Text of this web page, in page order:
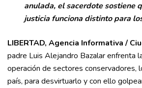
anulada, el sacerdote sostiene
justicia funciona distinto para
LIBERTAD, Agencia Informativa /
padre Luis Alejandro Bazalar enfrenta
operación de sectores conservadores,
país, para desvirtuarlo y con ello